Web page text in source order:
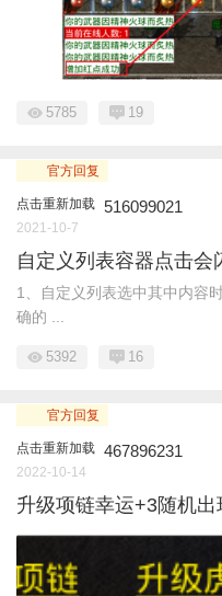
5785 19
官方回复
点击重新加载 516099021
2021-10-7
自定义列表容器点击会
1、自定义列表选中其中内容
确的 ...
5392 16
官方回复
点击重新加载 467896231
2022-10-14
升级项链幸运+3随机